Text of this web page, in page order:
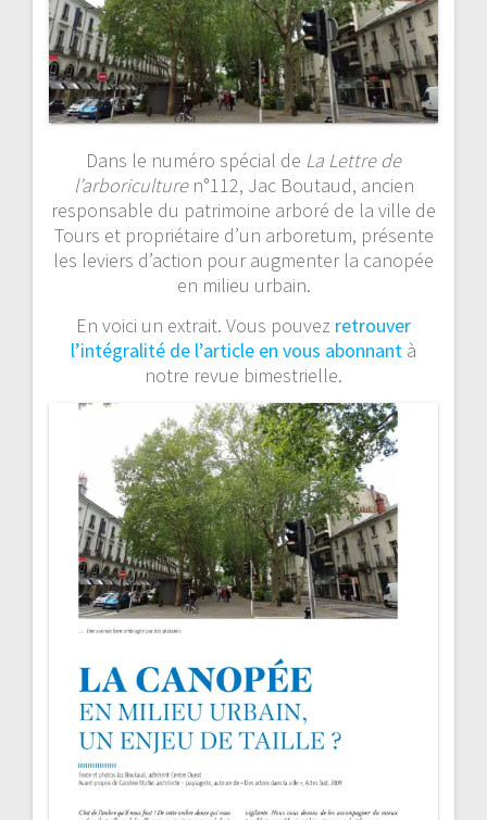
Dans le numéro spécial de La Lettre de
l’arboriculturen°112, Jac Boutaud, ancien
responsable du patrimoine arboré de la ville de
Tours et propriétaire d’un arboretum, présente
les leviers d’action pour augmenter la canopée
en milieu urbain.
En voici un extrait. Vous pouvez retrouver
l’intégralité de l’article en vous abonnant à
notre revue bimestrielle.